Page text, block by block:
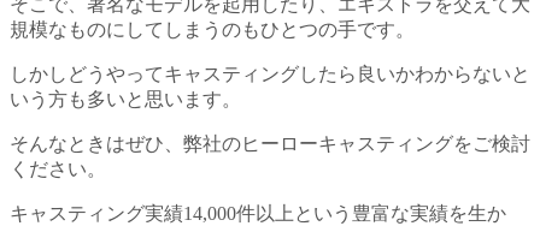
そこで、著名なモデルを起用したり、エキストラを交えて大
規模なものにしてしまうのもひとつの手です。
しかしどうやってキャスティングしたら良いかわからないと
いう方も多いと思います。
そんなときはぜひ、弊社のヒーローキャスティングをご検討
ください。
キャスティング実績14,000件以上という豊富な実績を生か